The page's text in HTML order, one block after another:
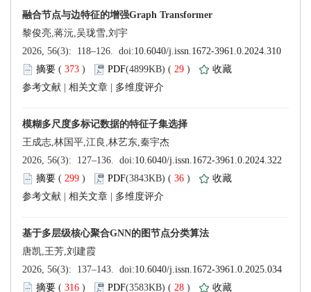
373 ) 29 )
|
|
299 ) 36 )
|
|
316 ) 28 )